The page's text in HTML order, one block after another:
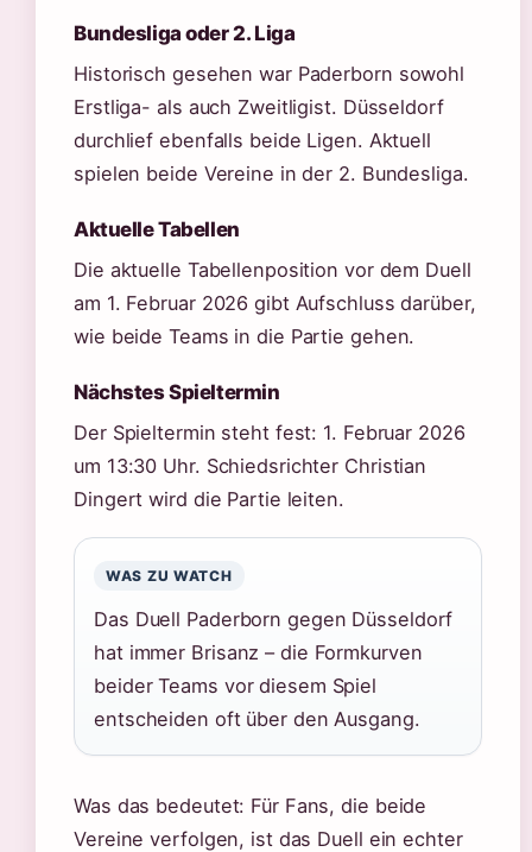
Bundesliga oder 2. Liga
Historisch gesehen war Paderborn sowohl
Erstliga- als auch Zweitligist. Düsseldorf
durchlief ebenfalls beide Ligen. Aktuell
spielen beide Vereine in der 2. Bundesliga.
Aktuelle Tabellen
Die aktuelle Tabellenposition vor dem Duell
am 1. Februar 2026 gibt Aufschluss darüber,
wie beide Teams in die Partie gehen.
Nächstes Spieltermin
Der Spieltermin steht fest: 1. Februar 2026
um 13:30 Uhr. Schiedsrichter Christian
Dingert wird die Partie leiten.
WAS ZU WATCH
Das Duell Paderborn gegen Düsseldorf
hat immer Brisanz – die Formkurven
beider Teams vor diesem Spiel
entscheiden oft über den Ausgang.
Was das bedeutet: Für Fans, die beide
Vereine verfolgen, ist das Duell ein echter